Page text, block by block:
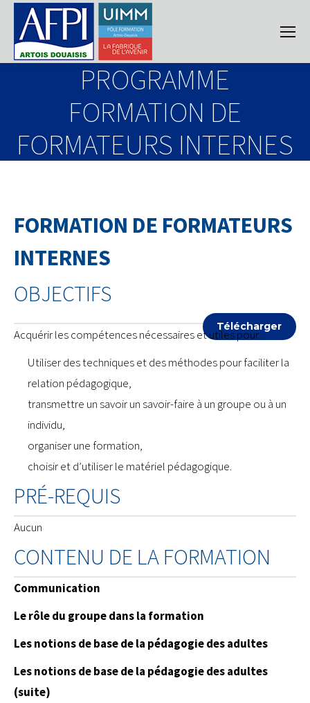
PROGRAMME
FORMATION DE
FORMATEURS INTERNES
FORMATION DE FORMATEURS
INTERNES
OBJECTIFS
Télécharger
Acquérir les compétences nécessaires et utiles pour :
Utiliser des techniques et des méthodes pour faciliter la
relation pédagogique,
transmettre un savoir un savoir-faire à un groupe ou à un
individu,
organiser une formation,
choisir et d’utiliser le matériel pédagogique.
PRÉ-REQUIS
Aucun
CONTENU DE LA FORMATION
Communication
Le rôle du groupe dans la formation
Les notions de base de la pédagogie des adultes
Les notions de base de la pédagogie des adultes
(suite)